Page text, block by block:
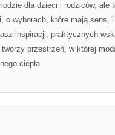
dla dzieci i rodziców, ale
o wyborach, które mają
inspiracji, praktycznych
przestrzeń, w której
ciepła.